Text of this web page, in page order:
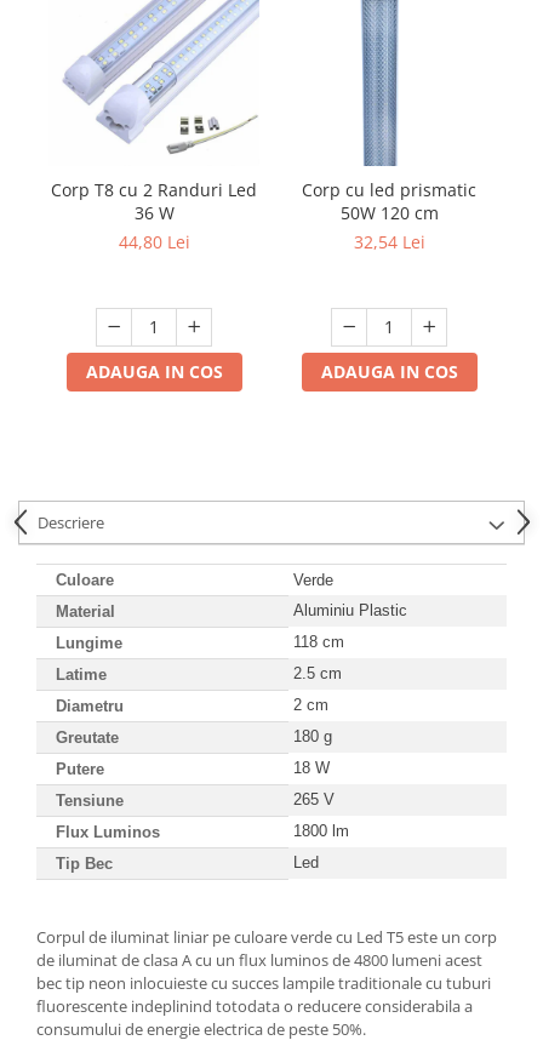
Corp T8 cu 2 Randuri Led
36 W
44,80 Lei
ADAUGA IN COS
Corp cu led prismatic
50W 120 cm
32,54 Lei
ADAUGA IN COS
Descriere
Culoare
Verde
Material
Aluminiu Plastic
Lungime
118 cm
Latime
2.5 cm
Diametru
2 cm
Greutate
180 g
Putere
18 W
Tensiune
265 V
Flux Luminos
1800 lm
Tip Bec
Led
Corpul de iluminat liniar pe culoare verde cu Led T5 este un corp
de iluminat de clasa A cu un flux luminos de 4800 lumeni acest
bec tip neon inlocuieste cu succes lampile traditionale cu tuburi
fluorescente indeplinind totodata o reducere considerabila a
consumului de energie electrica de peste 50%.